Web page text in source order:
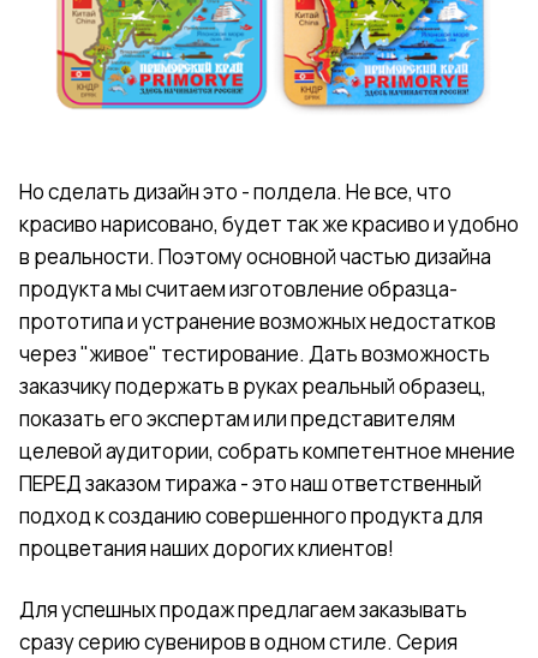
Но сделать дизайн это - полдела. Не все, что
красиво нарисовано, будет так же красиво и удобно
в реальности. Поэтому основной частью дизайна
продукта мы считаем изготовление образца-
прототипа и устранение возможных недостатков
через "живое" тестирование. Дать возможность
заказчику подержать в руках реальный образец,
показать его экспертам или представителям
целевой аудитории, собрать компетентное мнение
ПЕРЕД заказом тиража - это наш ответственный
подход к созданию совершенного продукта для
процветания наших дорогих клиентов!
Для успешных продаж предлагаем заказывать
сразу серию сувениров в одном стиле. Серия